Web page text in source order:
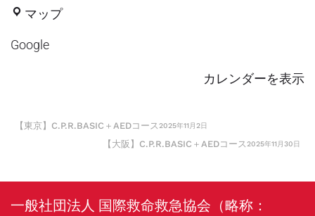
ロ
バ
マップ札
Google
カレンダーを表示
【東京】C.P.R.BASIC＋AEDコース2025年11月2日
【大阪】C.P.R.BASIC＋AEDコース2025年11月30日
一般社団法人 国際救命救急協会（略称：